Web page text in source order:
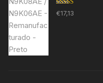
Avaliação
5.00 de 5
€17,13